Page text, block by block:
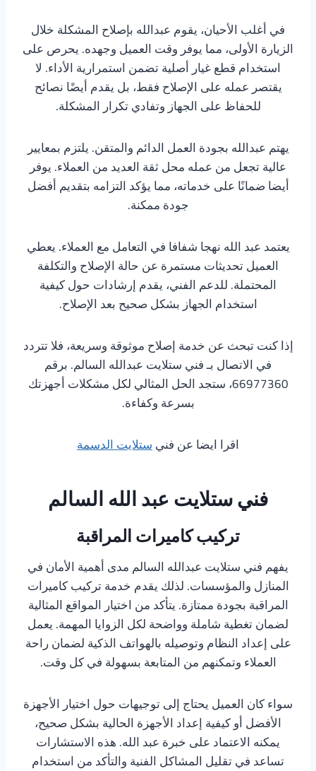
في أغلب الأحيان، يقوم عبدالله بإصلاح المشكلة خلال
الزيارة الأولى، مما يوفر وقت العميل وجهده. يحرص على
استخدام قطع غيار أصلية تضمن استمرارية الأداء. لا
يقتصر عمله على الإصلاح فقط، بل يقدم أيضًا نصائح
للحفاظ على الجهاز وتفادي تكرار المشكلة.
يهتم عبدالله بجودة العمل الدائم والمتقن. يلتزم بمعايير
عالية تجعل من عمله محل ثقة العديد من العملاء. يوفر
أيضا ضمانًا على خدماته، مما يؤكد التزامه بتقديم أفضل
جودة ممكنة.
يعتمد عبد الله نهجا شفافا في التعامل مع العملاء. يعطي
العميل تحديثات مستمرة عن حالة الإصلاح والتكلفة
المحتملة. للدعم الفني، يقدم إرشادات حول كيفية
استخدام الجهاز بشكل صحيح بعد الإصلاح.
إذا كنت تبحث عن خدمة إصلاح موثوقة وسريعة، فلا تتردد
في الاتصال بـ فني ستلايت عبدالله السالم. برقم
66977360، ستجد الحل المثالي لكل مشكلات أجهزتك
بسرعة وكفاءة.
اقرا ايضا عن فنيستلايت الدسمة
فني ستلايت عبد الله السالم
تركيب كاميرات المراقبة
يفهم فني ستلايت عبدالله السالم مدى أهمية الأمان في
المنازل والمؤسسات. لذلك يقدم خدمة تركيب كاميرات
المراقبة بجودة ممتازة. يتأكد من اختيار المواقع المثالية
لضمان تغطية شاملة وواضحة لكل الزوايا المهمة. يعمل
على إعداد النظام وتوصيله بالهواتف الذكية لضمان راحة
العملاء وتمكنهم من المتابعة بسهولة في كل وقت.
سواء كان العميل يحتاج إلى توجيهات حول اختيار الأجهزة
الأفضل أو كيفية إعداد الأجهزة الحالية بشكل صحيح،
يمكنه الاعتماد على خبرة عبد الله. هذه الاستشارات
تساعد في تقليل المشاكل الفنية والتأكد من استخدام